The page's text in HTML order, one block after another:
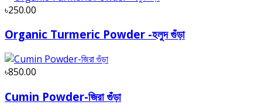
৳250.00
Organic Turmeric Powder -হলুদ গুঁড়া
৳850.00
Cumin Powder-জিরা গুঁড়া